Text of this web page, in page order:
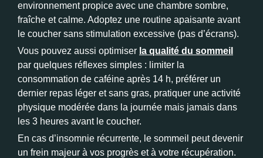
environnement propice avec une chambre sombre,
fraîche et calme. Adoptez une routine apaisante avant
le coucher sans stimulation excessive (pas d’écrans).
Vous pouvez aussi optimiser la qualité du sommeil
par quelques réflexes simples : limiter la
consommation de caféine après 14 h, préférer un
dernier repas léger et sans gras, pratiquer une activité
physique modérée dans la journée mais jamais dans
les 3 heures avant le coucher.
En cas d’insomnie récurrente, le sommeil peut devenir
un frein majeur à vos progrès et à votre récupération.